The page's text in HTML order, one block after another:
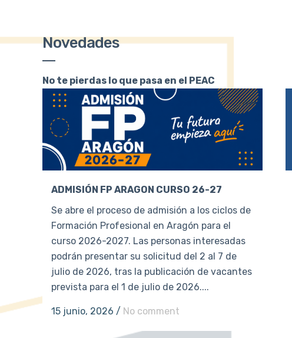
Novedades
No te pierdas lo que pasa en el PEAC
ADMISIÓN FP ARAGON CURSO 26-27
Se abre el proceso de admisión a los ciclos de
Formación Profesional en Aragón para el
curso 2026-2027. Las personas interesadas
podrán presentar su solicitud del 2 al 7 de
julio de 2026, tras la publicación de vacantes
prevista para el 1 de julio de 2026....
15 junio, 2026 / No comment